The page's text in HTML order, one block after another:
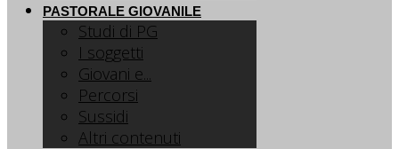
PASTORALE GIOVANILE
Studi di PG
I soggetti
Giovani e...
Percorsi
Sussidi
Altri contenuti